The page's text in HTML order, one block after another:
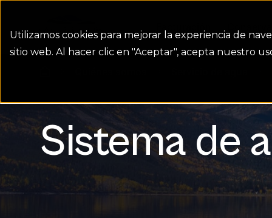
Utilizamos cookies para mejorar la experiencia de
sitio web. Al hacer clic en "Aceptar", acepta nuestro
Sistema de